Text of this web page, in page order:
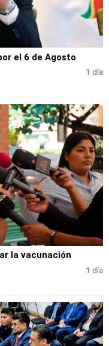
el 6 de Agosto
1 día
la vacunación
1 día